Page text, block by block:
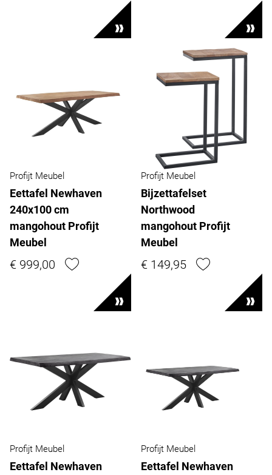
Profijt Meubel
Eettafel Newhaven
240x100 cm
mangohout Profijt
Meubel
€ 999,00
Profijt Meubel
Bijzettafelset
Northwood
mangohout Profijt
Meubel
€ 149,95
Profijt Meubel
Eettafel Newhaven
Profijt Meubel
Eettafel Newhaven